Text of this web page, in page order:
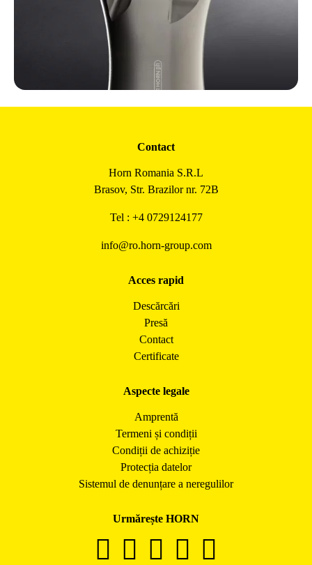
Contact
Horn Romania S.R.L
Brasov, Str. Brazilor nr. 72B
Tel : +4 0729124177
info@ro.horn-group.com
Acces rapid
Descărcări
Presă
Contact
Certificate
Aspecte legale
Amprentă
Termeni și condiții
Condiții de achiziție
Protecția datelor
Sistemul de denunțare a neregulilor
Urmărește HORN